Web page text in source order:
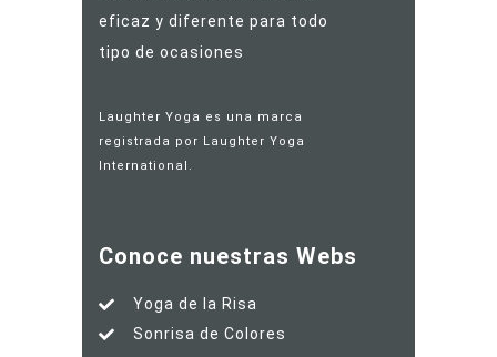
eficaz y diferente para todo
tipo de ocasiones
Laughter Yoga es una marca
registrada por Laughter Yoga
International.
Conoce nuestras Webs
Yoga de la Risa
Sonrisa de Colores